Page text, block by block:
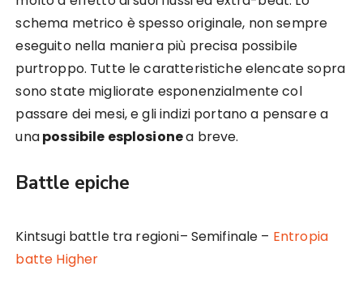
schema metrico è spesso originale, non sempre
eseguito nella maniera più precisa possibile
purtroppo. Tutte le caratteristiche elencate sopra
sono state migliorate esponenzialmente col
passare dei mesi, e gli indizi portano a pensare a
unapossibile esplosionea breve.
Battle epiche
Kintsugi battle tra regioni– Semifinale – Entropia
batte Higher